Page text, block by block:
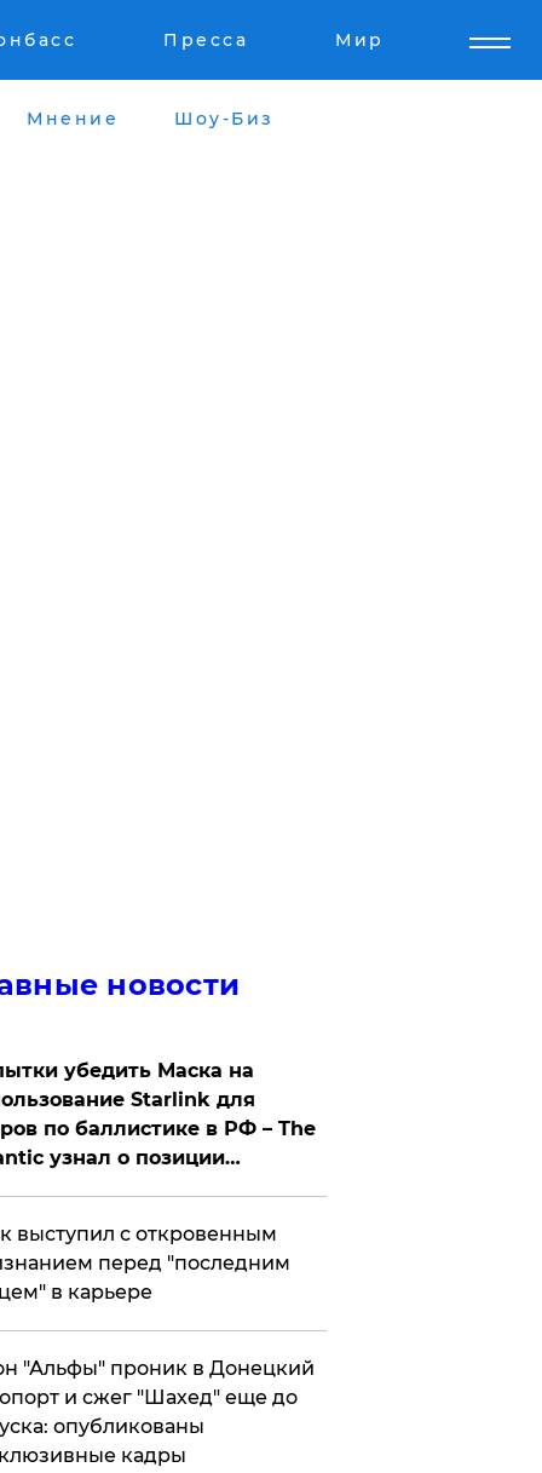
Пресса Мир
Мнение Шоу-Биз
новости
убедить Маска на
Starlink для
по баллистике в РФ – The
узнал о позиции
выступил с откровенным
перед "последним
в карьере
"Альфы" проник в Донецкий
и сжег "Шахед" еще до
опубликованы
кадры